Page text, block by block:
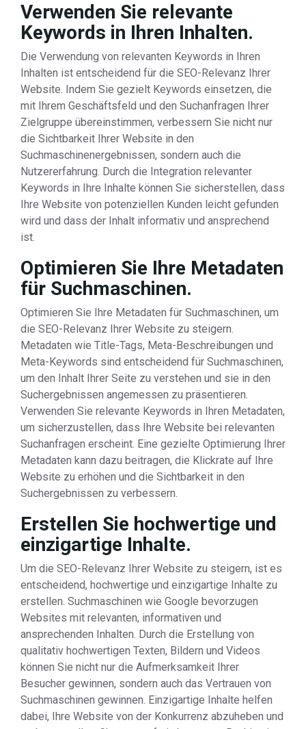
Verwenden Sie relevante
Keywords in Ihren Inhalten.
Die Verwendung von relevanten Keywords in Ihren
Inhalten ist entscheidend für die SEO-Relevanz Ihrer
Website. Indem Sie gezielt Keywords einsetzen, die
mit Ihrem Geschäftsfeld und den Suchanfragen Ihrer
Zielgruppe übereinstimmen, verbessern Sie nicht nur
die Sichtbarkeit Ihrer Website in den
Suchmaschinenergebnissen, sondern auch die
Nutzererfahrung. Durch die Integration relevanter
Keywords in Ihre Inhalte können Sie sicherstellen, dass
Ihre Website von potenziellen Kunden leicht gefunden
wird und dass der Inhalt informativ und ansprechend
ist.
Optimieren Sie Ihre Metadaten
für Suchmaschinen.
Optimieren Sie Ihre Metadaten für Suchmaschinen, um
die SEO-Relevanz Ihrer Website zu steigern.
Metadaten wie Title-Tags, Meta-Beschreibungen und
Meta-Keywords sind entscheidend für Suchmaschinen,
um den Inhalt Ihrer Seite zu verstehen und sie in den
Suchergebnissen angemessen zu präsentieren.
Verwenden Sie relevante Keywords in Ihren Metadaten,
um sicherzustellen, dass Ihre Website bei relevanten
Suchanfragen erscheint. Eine gezielte Optimierung Ihrer
Metadaten kann dazu beitragen, die Klickrate auf Ihre
Website zu erhöhen und die Sichtbarkeit in den
Suchergebnissen zu verbessern.
Erstellen Sie hochwertige und
einzigartige Inhalte.
Um die SEO-Relevanz Ihrer Website zu steigern, ist es
entscheidend, hochwertige und einzigartige Inhalte zu
erstellen. Suchmaschinen wie Google bevorzugen
Websites mit relevanten, informativen und
ansprechenden Inhalten. Durch die Erstellung von
qualitativ hochwertigen Texten, Bildern und Videos
können Sie nicht nur die Aufmerksamkeit Ihrer
Besucher gewinnen, sondern auch das Vertrauen von
Suchmaschinen gewinnen. Einzigartige Inhalte helfen
dabei, Ihre Website von der Konkurrenz abzuheben und